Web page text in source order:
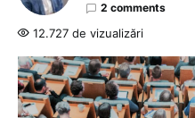
2 comments
12.727 de vizualizări